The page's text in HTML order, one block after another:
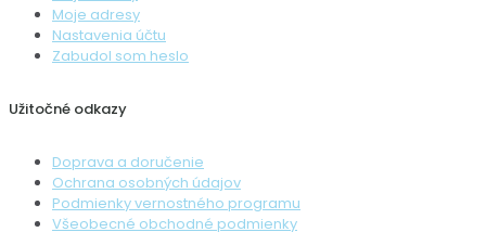
Moje adresy
Nastavenia účtu
Zabudol som heslo
Užitočné odkazy
Doprava a doručenie
Ochrana osobných údajov
Podmienky vernostného programu
Všeobecné obchodné podmienky